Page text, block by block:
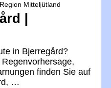
Mitteljütland
|
in Bjerregård?
finden Sie auf
…